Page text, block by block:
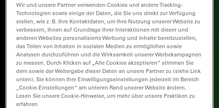
Wir und unsere Partner verwenden Cookies und andere Tracking-
Technologien sowie einige der Daten, die Sie uns direkt zur Verfügung
stellen, wie z. B. Ihre Kontaktdaten, um Ihre Nutzung unserer Website zu
verbessern, Ihnen auf Grundlage Ihrer Interaktionen mit dieser und
anderen Websites personalisierte Werbung und Inhalte bereitzustellen,
das Teilen von Inhalten in sozialen Medien zu ermöglichen sowie
Analysen durchzuführen und die Wirksamkeit unserer Werbekampagnen
zu messen. Durch Klicken auf „Alle Cookies akzeptieren“ stimmen Sie
dem sowie der Weitergabe dieser Daten an unsere Partner zu (siehe Link
unten). Sie können Ihre Einwilligungseinstellungen jederzeit im Bereich
„Cookie-Einstellungen“ am unteren Rand unserer Website ändern.
Lesen Sie unsere Cookie-Hinweise, um mehr über unsere Praktiken zu
erfahren